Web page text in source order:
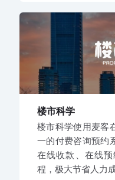
楼市科学
楼市科学使用麦客
一的付费咨询预约
在线收款、在线
程，极大节省人力